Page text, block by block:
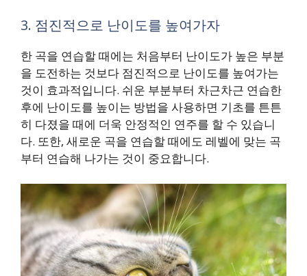
3. 점진적으로 난이도를 높여가자
한 곡을 연습할 때에는 처음부터 난이도가 높은 부분
을 도전하는 것보다 점진적으로 난이도를 높여가는
것이 효과적입니다. 쉬운 부분부터 차근차근 연습한
후에 난이도를 높이는 방법을 사용하면 기초를 튼튼
히 다졌을 때에 더욱 안정적인 연주를 할 수 있습니
다. 또한, 새로운 곡을 연습할 때에도 레벨에 맞는 곡
부터 연습해 나가는 것이 중요합니다.